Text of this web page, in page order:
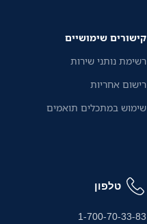
קישורים שימושיים
רשימת נותני שירות
רישום אחריות
שימוש במתכלים תואמים
טלפון
1-700-70-33-83